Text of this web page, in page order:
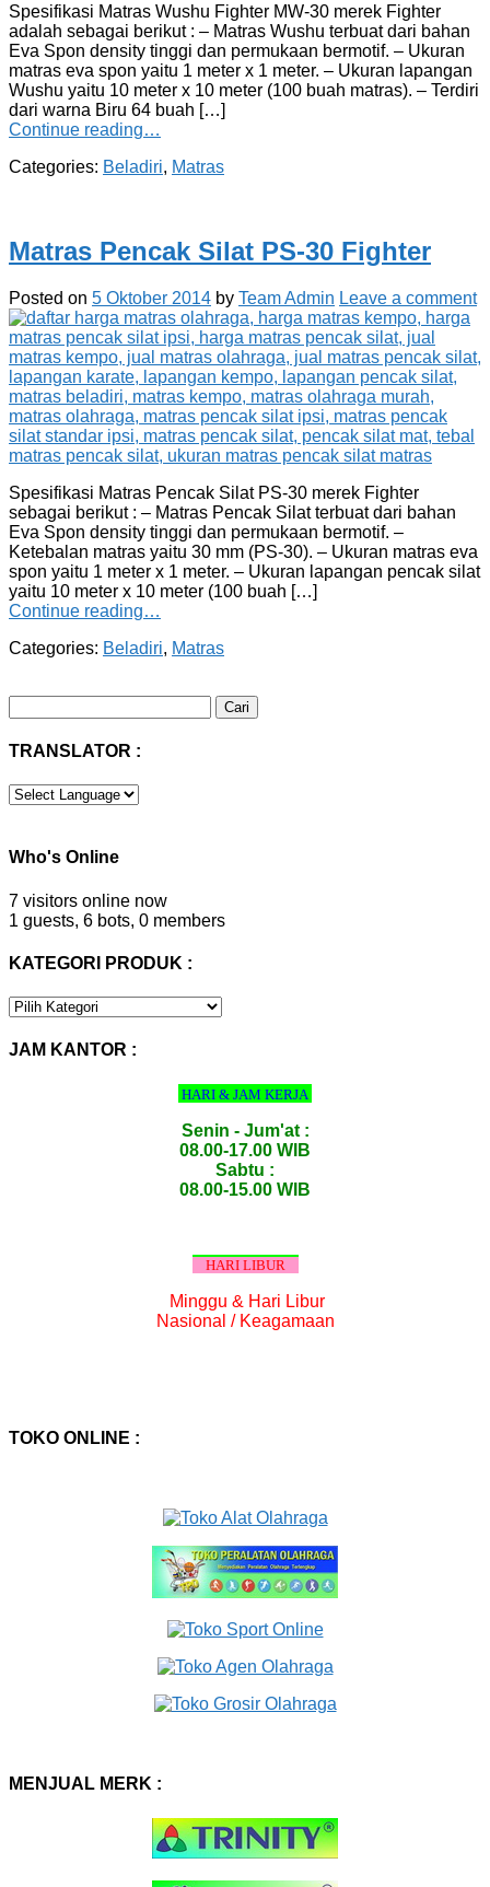
Spesifikasi Matras Wushu Fighter MW-30 merek Fighter
adalah sebagai berikut : – Matras Wushu terbuat dari bahan
Eva Spon density tinggi dan permukaan bermotif. – Ukuran
matras eva spon yaitu 1 meter x 1 meter. – Ukuran lapangan
Wushu yaitu 10 meter x 10 meter (100 buah matras). – Terdiri
dari warna Biru 64 buah […]
Continue reading…
Categories: Beladiri, Matras
Matras Pencak Silat PS-30 Fighter
Posted on 5 Oktober 2014 by Team Admin Leave a comment
Spesifikasi Matras Pencak Silat PS-30 merek Fighter
sebagai berikut : – Matras Pencak Silat terbuat dari bahan
Eva Spon density tinggi dan permukaan bermotif. –
Ketebalan matras yaitu 30 mm (PS-30). – Ukuran matras eva
spon yaitu 1 meter x 1 meter. – Ukuran lapangan pencak silat
yaitu 10 meter x 10 meter (100 buah […]
Continue reading…
Categories: Beladiri, Matras
untuk:
TRANSLATOR :
Who's Online
7 visitors online now
1 guests, 6 bots, 0 members
KATEGORI PRODUK :
KATEGORI
JAM KANTOR :
HARI & JAM KERJA
Senin - Jum'at :
08.00-17.00 WIB
Sabtu :
08.00-15.00 WIB
HARI LIBUR
Minggu & Hari Libur
Nasional / Keagamaan
TOKO ONLINE :
MENJUAL MERK :